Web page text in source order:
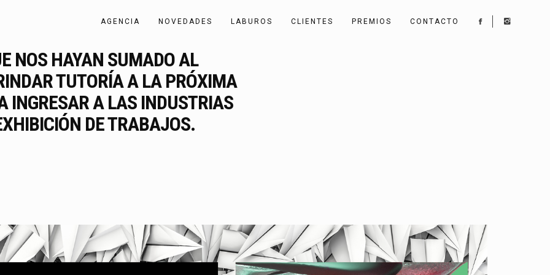
AGENCIA NOVEDADES LABUROS CLIENTES PREMIOS CONTACTO
NOS HAYAN SUMADO AL
TUTORÍA A LA PRÓXIMA
INGRESAR A LAS INDUSTRIAS
DE TRABAJOS.